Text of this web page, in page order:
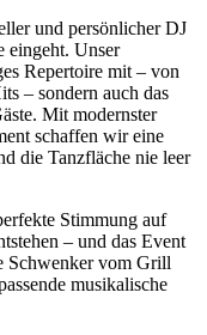
und persönlicher DJ
eingeht. Unser
Repertoire mit – von
– sondern auch das
Mit modernster
schaffen wir eine
die Tanzfläche nie leer
Stimmung auf
– und das Event
Schwenker vom Grill
musikalische